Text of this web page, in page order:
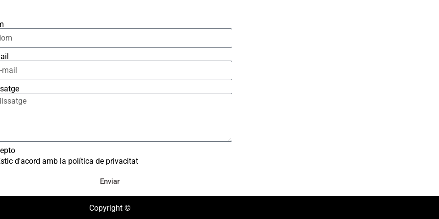
d'acord amb la política de privacitat
Enviar
Copyright ©